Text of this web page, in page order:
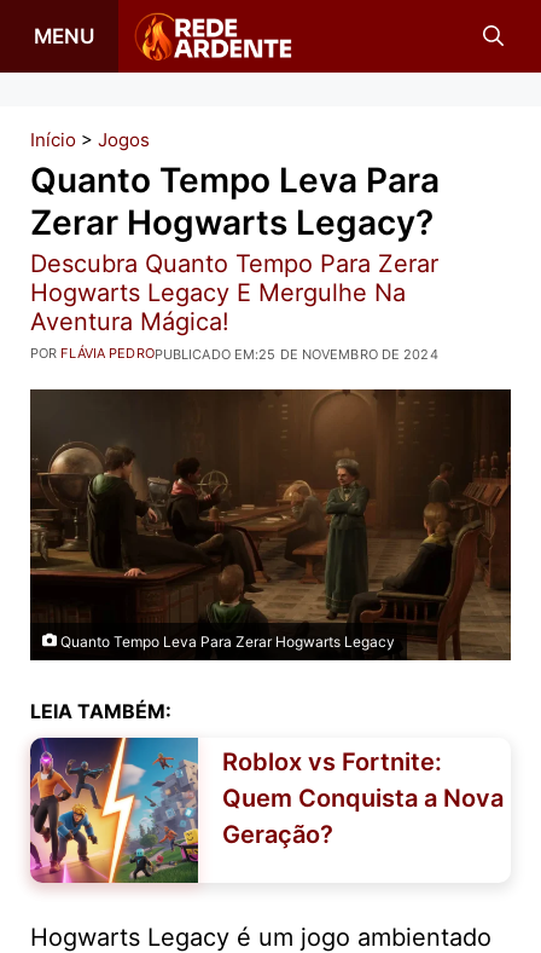
para
conteúdo
MENU
Início > Jogos
Quanto Tempo Leva Para
Zerar Hogwarts Legacy?
Descubra Quanto Tempo Para Zerar
Hogwarts Legacy E Mergulhe Na
Aventura Mágica!
PUBLICADO EM:25 DE NOVEMBRO DE 2024
POR FLÁVIA PEDRO
Quanto Tempo Leva Para Zerar Hogwarts Legacy
LEIA TAMBÉM:
Roblox vs Fortnite:
Quem Conquista a Nova
Geração?
Hogwarts Legacy é um jogo ambientado